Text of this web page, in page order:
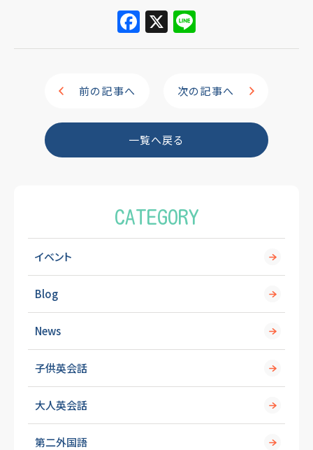
F
a
o
o
X
n
前の記事へ 次の記事へ
一覧へ戻る
CATEGORY
イベント
Blog
News
子供英会話
大人英会話
第二外国語